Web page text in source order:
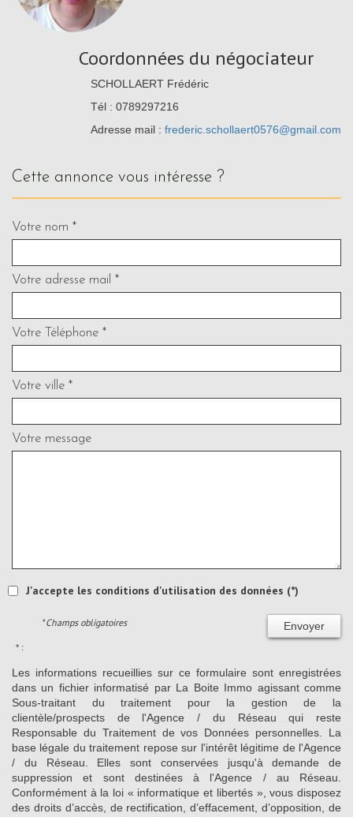
Coordonnées du négociateur
SCHOLLAERT Frédéric
Tél : 0789297216
Adresse mail : frederic.schollaert0576@gmail.com
cette annonce vous intéresse ?
Votre nom *
Votre adresse mail *
Votre Téléphone *
Votre ville *
Votre message
J'accepte les conditions d'utilisation des données (*)
Envoyer
* Champs obligatoires
* :
Les informations recueillies sur ce formulaire sont enregistrées
dans un fichier informatisé par La Boite Immo agissant comme
Sous-traitant du traitement pour la gestion de la
clientèle/prospects de l'Agence / du Réseau qui reste
Responsable du Traitement de vos Données personnelles. La
base légale du traitement repose sur l'intérêt légitime de l'Agence
/ du Réseau. Elles sont conservées jusqu'à demande de
suppression et sont destinées à l'Agence / au Réseau.
Conformément à la loi « informatique et libertés », vous disposez
des droits d’accès, de rectification, d’effacement, d’opposition, de